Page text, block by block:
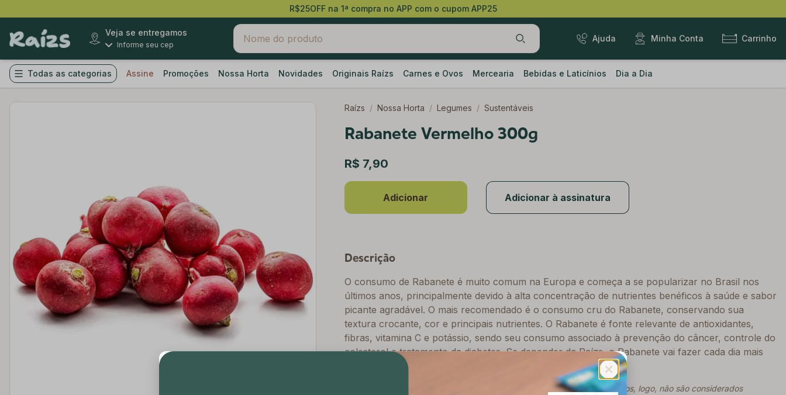
R$25OFF na 1ª compra no APP com o cupom APP25
Veja se entregamos
Informe seu cep
Ajuda Minha Conta Carrinho
Todas as categorias Assine Promoções Nossa Horta Novidades Originais Raízs Carnes e Ovos Mercearia Bebidas e Laticínios Dia a Dia
Raízs / Nossa Horta / Legumes / Sustentáveis
Rabanete Vermelho 300g
R$ 7,90
Adicionar Adicionar à assinatura
Descrição
O consumo de Rabanete é muito comum na Europa e começa a se popularizar no Brasil nos
últimos anos, principalmente devido à alta concentração de nutrientes benéficos à saúde e sabor
picante agradável. O mais recomendado é o consumo cru do Rabanete, conservando sua
textura crocante, cor e principais nutrientes. O Rabanete é fonte relevante de antioxidantes,
fibras, vitamina C e potássio, sendo seu consumo associado à prevenção do câncer, controle do
colesterol e tratamento da diabetes. Se depender da Raízs, o Rabanete vai fazer cada dia mais
parte da mesa dos brasileiros!
* Produto sustentável. Não asseguram a completa ausência de agrotóxicos, logo, não são considerados